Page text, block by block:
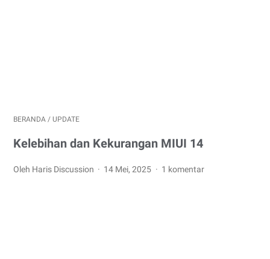
BERANDA / UPDATE
Kelebihan dan Kekurangan MIUI 14
Oleh Haris Discussion 14 Mei, 2025 1 komentar